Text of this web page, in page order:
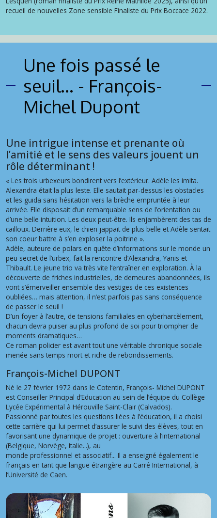
recueil de nouvelles Zone sensible Finaliste du Prix Boccace 2022.
Une fois passé le
seuil... - François-
Michel Dupont
Une intrigue intense et prenante où
l’amitié et le sens des valeurs jouent un
rôle déterminant !
« Les trois urbexeurs bondirent vers l’extérieur. Adèle les imita.
Alexandra était la plus leste. Elle sautait par-dessus les obstacles
et les guida sans hésitation vers la brèche empruntée à leur
arrivée. Elle disposait d’un remarquable sens de l’orientation ou
d’une belle intuition. Les deux peut-être. Ils enjambèrent des tas de
cailloux. Derrière eux, le chien jappait de plus belle et Adèle sentait
son coeur battre à s’en exploser la poitrine ».
Adèle, auteure de polars en quête d’informations sur le monde un
peu secret de l’urbex, fait la rencontre d’Alexandra, Yanis et
Thibault. Le jeune trio va très vite l’entraîner en exploration. À la
découverte de friches industrielles, de demeures abandonnées, ils
vont s’émerveiller ensemble des vestiges de ces existences
oubliées… mais attention, il n’est parfois pas sans conséquence
de passer le seuil !
D’un foyer à l’autre, de tensions familiales en cyberharcèlement,
chacun devra puiser au plus profond de soi pour triompher de
moments dramatiques…
Ce roman policier est avant tout une véritable chronique sociale
menée sans temps mort et riche de rebondissements.
François-Michel DUPONT
Né le 27 février 1972 dans le Cotentin, François- Michel DUPONT
est Conseiller Principal d’Education au sein de l’équipe du Collège
Lycée Expérimental à Hérouville Saint-Clair (Calvados).
Passionné par toutes les questions liées à l’éducation, il a choisi
cette carrière qui lui permet d’assurer le suivi des élèves, tout en
favorisant une dynamique de projet : ouverture à l’international
(Belgique, Norvège, Italie...), au
monde professionnel et associatif... Il a enseigné également le
français en tant que langue étrangère au Carré International, à
l’Université de Caen.